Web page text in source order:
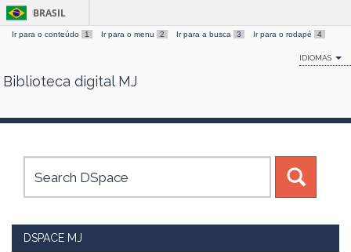
Skip
BRASIL
Ir para o conteúdo 1 Ir para o menu 2 Ir para a busca 3 Ir para o rodapé 4
IDIOMAS
Biblioteca digital MJ
DSPACE MJ